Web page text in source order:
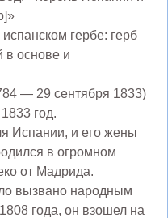
гербе: герб
в основе и
— 29 сентября 1833)
год.
Испании, и его жены
в огромном
от Мадрида.
вызвано народным
года, он взошел на